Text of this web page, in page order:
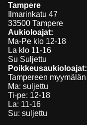
Tampere
Ilmarinkatu 47
33500 Tampere
Aukioloajat:
Ma-Pe klo 12-18
La klo 11-16
Su Suljettu
Poikkeusaukioloajat:
Tampereen
Ma: suljettu
Ti-pe: 12-18
La: 11-16
Su: suljettu